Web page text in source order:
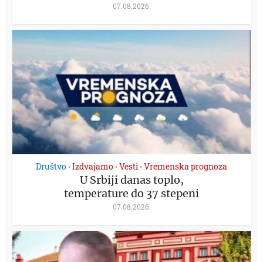
07.08.2026.
Društvo • Izdvajamo • Vesti • Vremenska prognoza
U Srbiji danas toplo,
temperature do 37 stepeni
07.08.2026.